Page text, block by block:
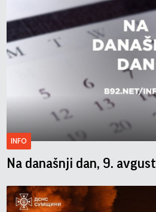
INFO
Na današnji dan, 9. avgust